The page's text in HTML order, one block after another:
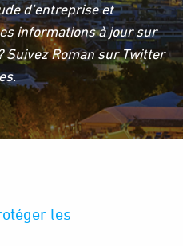
d'entreprise et
informations à jour sur
Roman sur Twitter
les